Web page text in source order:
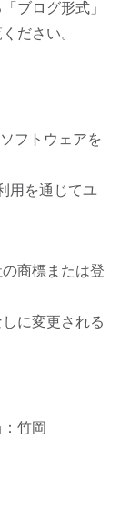
ブログ形式」
ださい。
フトウェアを
用を通じてユ
商標または登
に変更される
竹岡